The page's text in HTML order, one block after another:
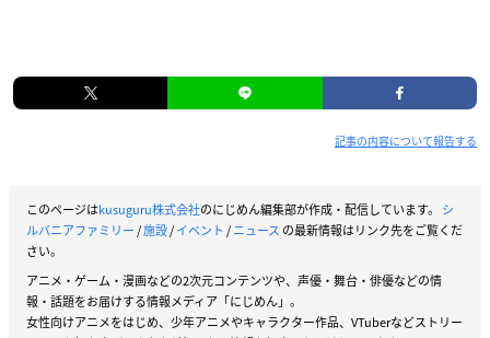
記事の内容について報告する
このページはkusuguru株式会社のにじめん編集部が作成・配信しています。 シ
ルバニアファミリー/施設/イベント /ニュース の最新情報はリンク先をご覧くだ
さい。
アニメ・ゲーム・漫画などの2次元コンテンツや、声優・舞台・俳優などの情
報・話題をお届けする情報メディア「にじめん」。
女性向けアニメをはじめ、少年アニメやキャラクター作品、VTuberなどストリー